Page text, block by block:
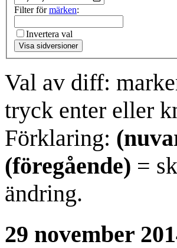
Filter förmärken:
Invertera val
Visa sidversioner
Val av diff:
tryck enter eller
Förklaring:
(föregående) =
ändring.
29 november